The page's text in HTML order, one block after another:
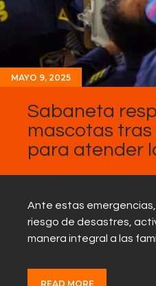
MAYO 9, 2025
Sabaneta
mascotas
para atender
Ante estas
riesgo de desastres,
manera integral a las
READ MORE